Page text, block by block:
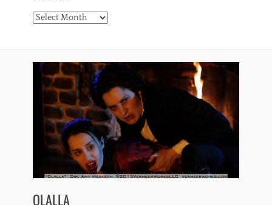
Archives
OLALLA